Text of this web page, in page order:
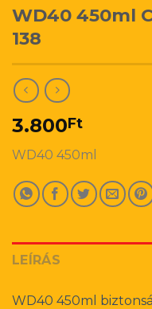
WD40 450ml
138
3.800Ft
WD40 450ml
LEÍRÁS
WD40 450ml